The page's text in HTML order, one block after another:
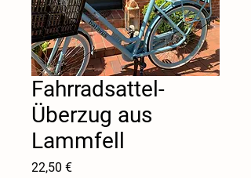
Fahrradsattel-
Überzug aus
Lammfell
22,50 €Preis